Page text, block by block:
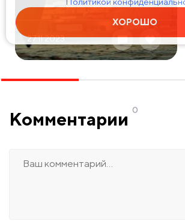
27.11 2023
Комментарии 0
ХОРОШО